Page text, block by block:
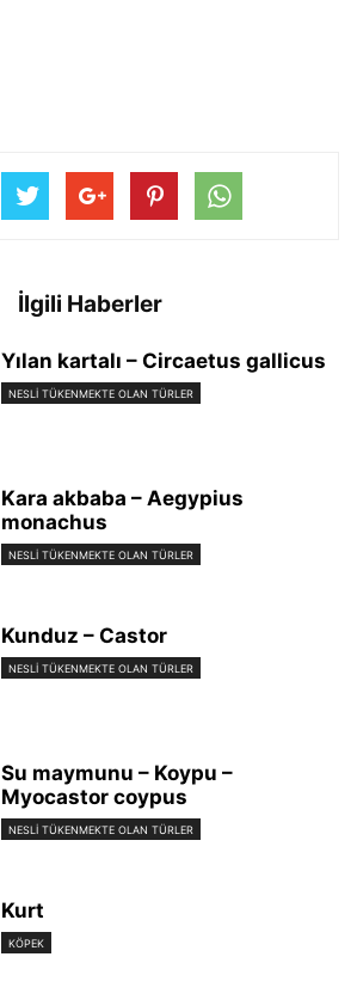
İlgili Haberler
Yılan kartalı – Circaetus gallicus
NESLI TÜKENMEKTE OLAN TÜRLER
Kara akbaba – Aegypius
monachus
NESLI TÜKENMEKTE OLAN TÜRLER
Kunduz – Castor
NESLI TÜKENMEKTE OLAN TÜRLER
Su maymunu – Koypu –
Myocastor coypus
NESLI TÜKENMEKTE OLAN TÜRLER
Kurt
KÖPEK